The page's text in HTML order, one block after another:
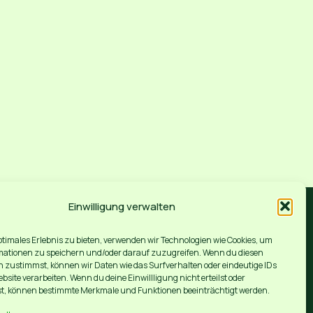
Einwilligung verwalten
Erlebnis zu bieten, verwenden wir Technologien wie Cookies, um
zu speichern und/oder darauf zuzugreifen. Wenn du diesen
zustimmst, können wir Daten wie das Surfverhalten oder eindeutige IDs
verarbeiten. Wenn du deine Einwillligung nicht erteilst oder
können bestimmte Merkmale und Funktionen beeinträchtigt werden.
Niemand wurde in irgendeiner Weise für diese Bewertungen entlohnt! Wir
umsetzt und selber etwas für Deinen Erfolg tust.
Steuerberater oder an das für Sie zuständige Finanzamt.